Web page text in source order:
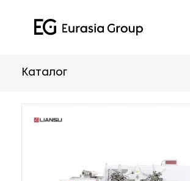
Каталог